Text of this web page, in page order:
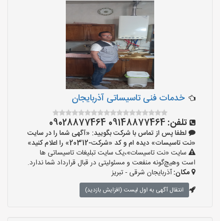
خدمات فنی تاسیساتی آذربایجان
تلفن: 09148877464 09028877464
لطفا پس از تماس با شرکت بگویید: «آگهی شما را در سایت
«نت تاسیسات» دیده ام و کد «شرکت-20312» را اعلام کنید»
سایت «نت تاسیسات»،یک سایت تبلیغات تاسیساتی ها
است وهیچ‌گونه منفعت و مسئولیتی در قبال قرارداد شما ندارد.
مکان:آذربایجان شرقی - تبریز
انتقال آگهی به اول لیست (افزایش بازدید)